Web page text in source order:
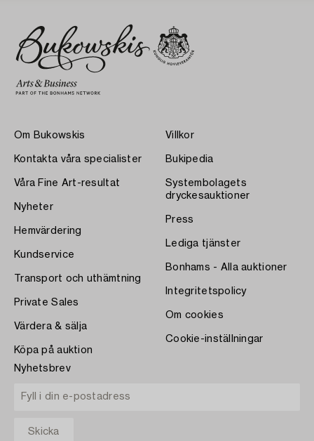
Om Bukowskis
Kontakta våra specialister
Våra Fine Art-resultat
Nyheter
Hemvärdering
Kundservice
Transport och uthämtning
Private Sales
Värdera & sälja
Köpa på auktion
Villkor
Bukipedia
Systembolagets
dryckesauktioner
Press
Lediga tjänster
Bonhams - Alla auktioner
Integritetspolicy
Om cookies
Cookie-inställningar
Nyhetsbrev